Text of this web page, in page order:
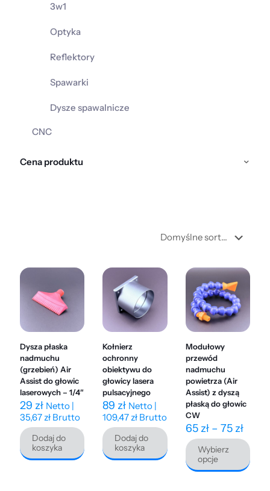
3w1
Optyka
Reflektory
Spawarki
Dysze spawalnicze
CNC
Cena produktu
Dysza płaska
nadmuchu
(grzebień) Air
Assist do głowic
laserowych – 1/4″
29 zł Netto |
35,67zł Brutto
Dodaj do
koszyka
Kołnierz
ochronny
obiektywu do
głowicy lasera
pulsacyjnego
89 zł Netto |
109,47zł Brutto
Dodaj do
koszyka
Modułowy
przewód
nadmuchu
powietrza (Air
Assist) z dyszą
płaską do głowic
CW
65 zł – 75 zł
cen:
od
65 zł
do
Wybierz
opcje